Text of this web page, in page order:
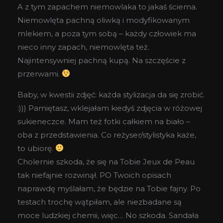
A z tym zapachem niemowlaka to jakaś ściema.
Niemowlęta pachną oliwką i modyfikowanym
mlekiem, a poza tym sobą – każdy człowiek ma
nieco inny zapach, niemowlęta też.
Najintensywniej pachną kupą. Na szczęście z
przerwami.
Baby, w kwestii zdjęć: każda stylizacja da się zrobić.
:))) Pamiętasz, wklejałam kiedyś zdjęcia w różowej
sukieneczce. Mam też fotki całkiem na biało –
oba z przedstawienia. Co reżyser/stylistyka każe,
to ubiorę.
Cholernie szkoda, że się na Tobie Jeux de Peau
tak niefajnie rozwinął. PO Twoich opisach
naprawdę myślałam, że będzie na Tobie fajny. Po
testach trochę wątpiłam, ale niezbadane są
moce ludzkiej chemii, więc… No szkoda. Sandała